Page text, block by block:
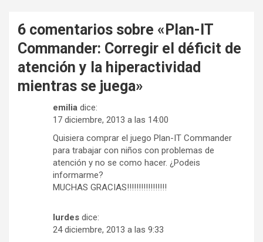
6 comentarios sobre « Plan-IT
Commander: Corregir el déficit de
atención y la hiperactividad
mientras se juega»
emilia dice:
17 diciembre, 2013 a las 14:00
Quisiera comprar el juego Plan-IT Commander
para trabajar con niños con problemas de
atención y no se como hacer. ¿Podeis
informarme?
MUCHAS GRACIAS!!!!!!!!!!!!!!!!!
lurdes dice:
24 diciembre, 2013 a las 9:33